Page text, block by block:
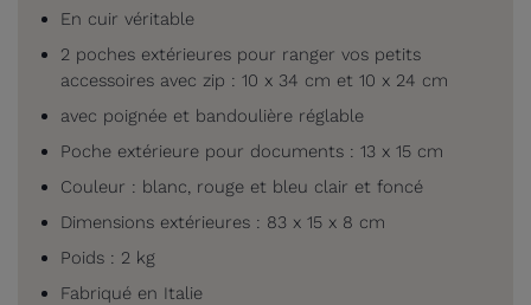
En cuir véritable
2 poches extérieures pour ranger vos petits
accessoires avec zip : 10 x 34 cm et 10 x 24 cm
avec poignée et bandoulière réglable
Poche extérieure pour documents : 13 x 15 cm
Couleur : blanc, rouge et bleu clair et foncé
Dimensions extérieures : 83 x 15 x 8 cm
Poids : 2 kg
Fabriqué en Italie